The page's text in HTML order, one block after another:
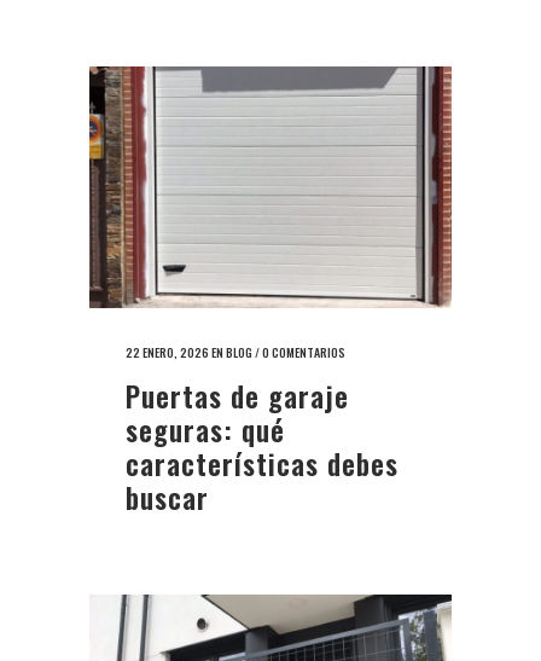
22 ENERO, 2026 EN BLOG /0 COMENTARIOS
Puertas de garaje
seguras: qué
características debes
buscar